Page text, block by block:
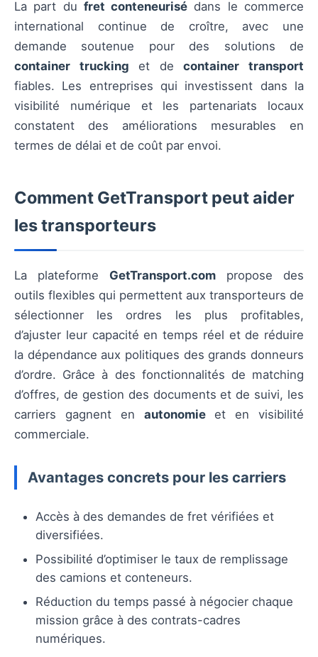
La part du fret conteneurisé dans le commerce
international continue de croître, avec une
demande soutenue pour des solutions de
container trucking et decontainer transport
fiables. Les entreprises qui investissent dans la
visibilité numérique et les partenariats locaux
constatent des améliorations mesurables en
termes de délai et de coût par envoi.
Comment GetTransport peut aider
les transporteurs
La plateforme GetTransport.com propose des
outils flexibles qui permettent aux transporteurs de
sélectionner les ordres les plus profitables,
d’ajuster leur capacité en temps réel et de réduire
la dépendance aux politiques des grands donneurs
d’ordre. Grâce à des fonctionnalités de matching
d’offres, de gestion des documents et de suivi, les
carriers gagnent en autonomieet en visibilité
commerciale.
Avantages concrets pour les carriers
Accès à des demandes de fret vérifiées et
diversifiées.
Possibilité d’optimiser le taux de remplissage
des camions et conteneurs.
Réduction du temps passé à négocier chaque
mission grâce à des contrats-cadres
numériques.